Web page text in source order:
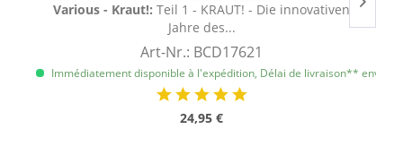
Various - Kraut!: Teil 1 - KRAUT! - Die innovativen
Jahre des...
Art-Nr.: BCD17621
Immédiatement disponible à l'expédition, Délai de livraison** env. 1
24,95 €